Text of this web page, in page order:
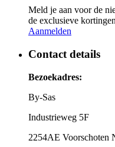
Meld je aan voor de
de exclusieve
Aanmelden
Contact details
Bezoekadres:
By-Sas
Industrieweg 5F
2254AE Voorschoten